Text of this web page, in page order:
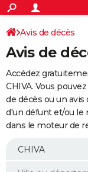
ACTUALITÉS
Politique
Société
Faits Divers
Education
Monde
Villes
+
SPORT
Coupe du monde
Football
Tennis
Cyclisme
Rugby
Forum
Programme TV
TNT
Streaming
Cinéma
Sorties cinéma
Musique
+
FINANCE
Retraite
Impôts
Epargne
Immobilier
Risques naturels par
Banque
Assurance
Crédit
AUTO
Essais
Réserver un essai
Citadines
Berlines
SUV
Forum auto
+
Mobiles
Meilleur smartphone
Internet
Ordinateurs
Jeux vidéo
Guide high-tech
Avis de décès
Avis de
Accédez
CHIVA. Vous
de décès ou un
d'un défunt et/ou le
dans le moteur de